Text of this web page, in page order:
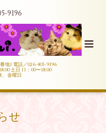
9196
地1 電話／026-405-9196
土日 11：00〜18:00
、金曜日
せ